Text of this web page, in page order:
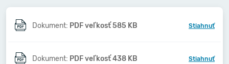
Dokument: PDF veľkosť 585 KB Stiahnuť
Dokument: PDF veľkosť 438 KB Stiahnuť